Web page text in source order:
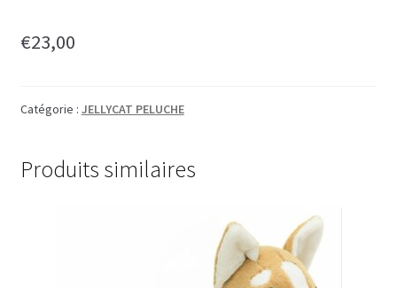
€23,00
Catégorie : JELLYCAT PELUCHE
Produits similaires